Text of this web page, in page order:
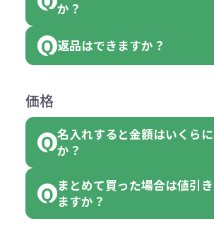
【例】注文可能数が100個
は、100個以上でしたら、
可能です。
但し、ロゴなど名入れ印
ベルや商品画像に「〇色
れ等分で100個ずつ入って
（割り切れない場合は数
色指定できる商品に付き
品詳細の購入の所で色が
す。
い。
例えば…
クエアトート」を300個
か？
お客様都合でのキャンセ
がございます。
ご注文の際は、十分にご
返品はできますか？
めご了承ください。
ただし下記の場合は承っ
●初期不良または不良品
障）の場合
価格
名入れすると金額はいくら
か？
名入れありの場合の代金
は下記の通りです。
まとめて買った場合は値引
ますか？